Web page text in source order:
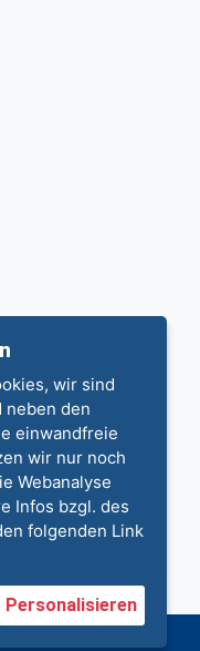
wir sind
neben den
einwandfreie
wir nur noch
Webanalyse
Infos bzgl. des
folgenden Link
Personalisieren